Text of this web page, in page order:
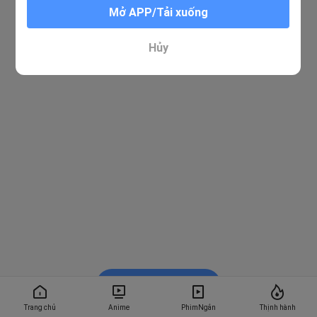
Trang chủ Anime PhimNgắn Thịnh hành
Mở APP/Tải xuống
Hủy
Xem trong BiliBili